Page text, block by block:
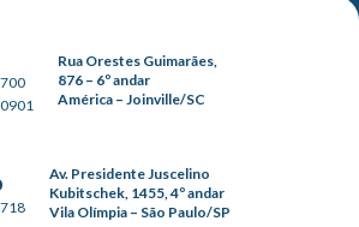
Rua Orestes Guimarães,
876 – 6º andar
América – Joinville/SC
Av. Presidente Juscelino
Kubitschek, 1455, 4º andar
Vila Olímpia – São Paulo/SP